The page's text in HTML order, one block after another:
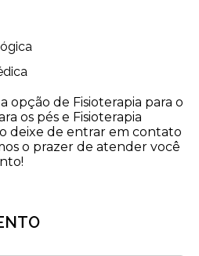
opção de Fisioterapia para o
os pés e Fisioterapia
deixe de entrar em contato
o prazer de atender você